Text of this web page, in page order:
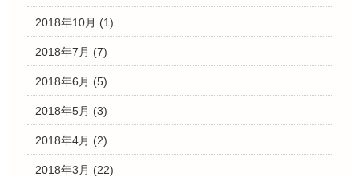
2018年10月 (1)
2018年7月 (7)
2018年6月 (5)
2018年5月 (3)
2018年4月 (2)
2018年3月 (22)